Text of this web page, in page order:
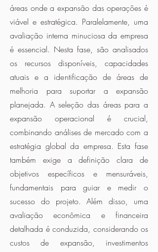
áreas onde a expansão das operações é
viável e estratégica. Paralelamente, uma
avaliação interna minuciosa da empresa
é essencial. Nesta fase, são analisados
os recursos disponíveis, capacidades
atuais e a identificação de áreas de
melhoria para suportar a expansão
planejada. A seleção das áreas para a
expansão operacional é crucial,
combinando análises de mercado com a
estratégia global da empresa. Esta fase
também exige a definição clara de
objetivos específicos e mensuráveis,
fundamentais para guiar e medir o
sucesso do projeto. Além disso, uma
avaliação econômica e financeira
detalhada é conduzida, considerando os
custos de expansão, investimentos